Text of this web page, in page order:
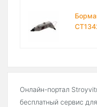
Онлайн-портал
бесплатный сервис